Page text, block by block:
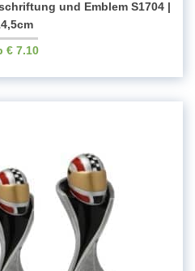
und Emblem S1704 |
€7.10